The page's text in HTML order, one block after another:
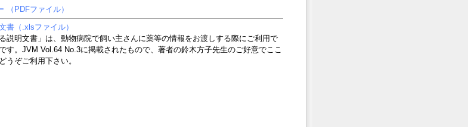
（PDFファイル）
書（.xlsファイル）
説明文書」は、動物病院で飼い主さんに薬等の情報をお渡しする際にご利用で
す。JVM Vol.64 No.3に掲載されたもので、著者の鈴木方子先生のご好意でここ
うぞご利用下さい。